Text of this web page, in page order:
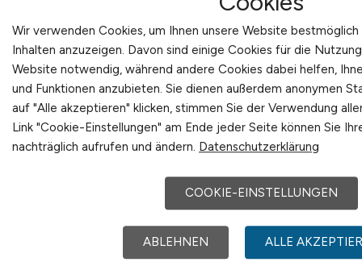
Elektriker / Elektroniker als
Servicetechniker(m/w/d)
Sicherheitstechnik - Berlin
Wir verwenden Cookies, um Ihnen unsere Website
Inhalten anzuzeigen. Davon sind einige Cookies für die
Website notwendig, während andere Cookies dabei helfen,
und Funktionen anzubieten. Sie dienen außerdem anonymen
auf "Alle akzeptieren" klicken, stimmen Sie der Verwendung
Link "Cookie-Einstellungen" am Ende jeder Seite können Sie
nachträglich aufrufen und ändern. Datenschutzerklärung
COOKIE-EINSTELLUNGEN
ABLEHNEN ALLE